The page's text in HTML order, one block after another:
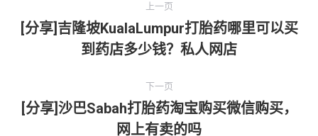
章
上一页
上
一
[分享]吉隆坡KualaLumpur打胎药哪里可以买
到药店多少钱？私人网店
下一页
下
[分享]沙巴Sabah打胎药淘宝购买微信购买，
网上有卖的吗